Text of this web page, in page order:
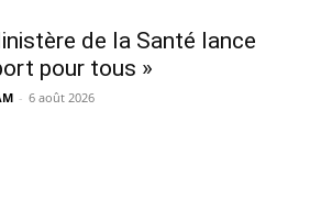
de la Santé lance
pour tous »
- 6 août 2026